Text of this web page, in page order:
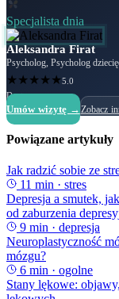
Specjalista dnia
Aleksandra Firat
Psycholog, Psycholog
★★★★★5.0
Dostępny
Umów wizytę → Zobacz
Powiązane artykuły
Jak radzić sobie ze
11 min · stres
Depresja a smutek,
od zaburzenia
9 min · depresja
Neuroplastyczność
mózgu?
6 min · ogolne
Stany lękowe: